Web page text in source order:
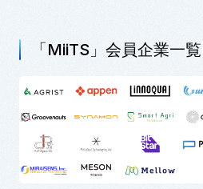
「MiiTS」会員企業一